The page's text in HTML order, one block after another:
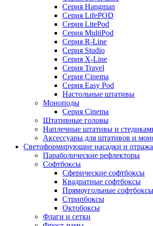
Серия Hangman
Серия LifePOD
Серия LitePod
Серия MultiPod
Серия R-Line
Серия Studio
Серия X-Line
Серия Travel
Серия Cinema
Серия Easy Pod
Настольные штативы
Моноподы
Серия Cinema
Штативные головы
Наплечные штативы и
Аксессуары для штативов и
Светоформирующие насадки и
Параболические рефлекторы
Софтбоксы
Сферические софтбоксы
Квадратные софтбоксы
Прямоугольные софтбоксы
Стрипбоксы
Октобоксы
Флаги и сетки